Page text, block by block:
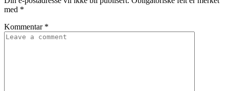
med *
Kommentar *